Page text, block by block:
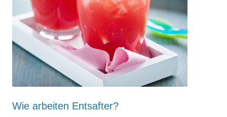
Wie arbeiten Entsafter?